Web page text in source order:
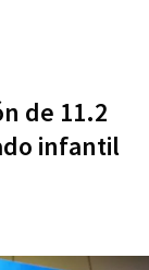
de 11.2
infantil